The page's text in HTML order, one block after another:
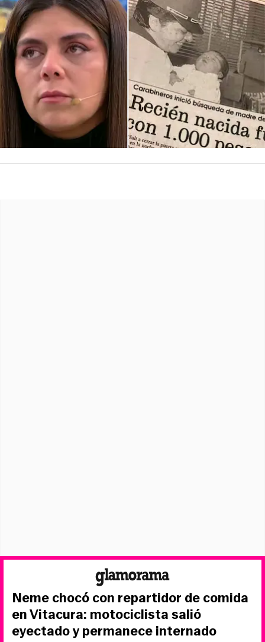
Neme chocó con repartidor de comida
en Vitacura: motociclista salió
eyectado y permanece internado